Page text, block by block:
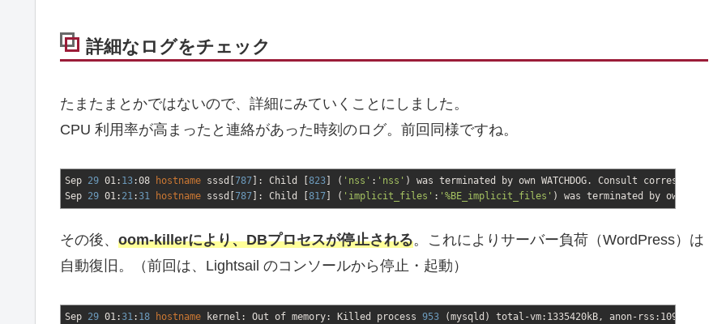
詳細なログをチェック
たまたまとかではないので、詳細にみていくことにしました。
CPU 利用率が高まったと連絡があった時刻のログ。前回同様ですね。
Sep 29 01: 13:08 hostname sssd 787 : Child 823 ( 'nss' : 'nss' )
was terminated by own WATCHDOG. Consult
Sep 29 01: 21:31 hostname sssd 787 : Child 817 ( 'implicit_files' : '%BE_implicit_files' ) was terminated by own
その後、 oom-killerにより、DBプロセスが停止される。これによりサーバー負荷（WordPress）は
自動復旧。（前回は、Lightsail のコンソールから停止・起動）
Sep 29 01:31: 18 hostname kernel: Out of memory: Killed process 953 (mysqld ) total-vm:1335420kB, anon-rss:10960kB,